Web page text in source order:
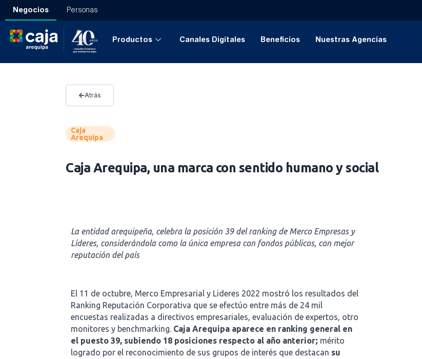
Negocios Personas
Productos Canales Digitales Beneficios Nuestras Agencias
Atrás
Caja
Arequipa
Caja Arequipa, una marca con sentido humano y social
La entidad arequipeña, celebra la posición 39 del ranking de Merco Empresas y
Líderes, considerándola como la única empresa con fondos públicos, con mejor
reputación del país
El 11 de octubre, Merco Empresarial y Lideres 2022 mostró los resultados del
Ranking Reputación Corporativa que se efectúo entre más de 24 mil
encuestas realizadas a directivos empresariales, evaluación de expertos, otro
monitores y benchmarking. Caja Arequipa aparece en ranking general en
el puesto 39, subiendo 18 posiciones respecto al año anterior; mérito
logrado por el reconocimiento de sus grupos de interés que destacan su